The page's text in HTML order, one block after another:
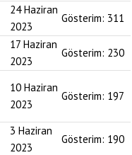
24 Haziran
2023
Gösterim: 311
17 Haziran
2023
Gösterim: 230
10 Haziran
2023
Gösterim: 197
3 Haziran
2023
Gösterim: 190